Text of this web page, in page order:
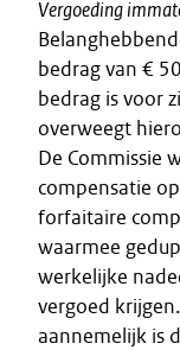
Vergoeding
bedrag van €
bedrag is voor
overweegt
De Commissie
compensatie
forfaitaire
waarmee
werkelijke
vergoed
aannemelijk is